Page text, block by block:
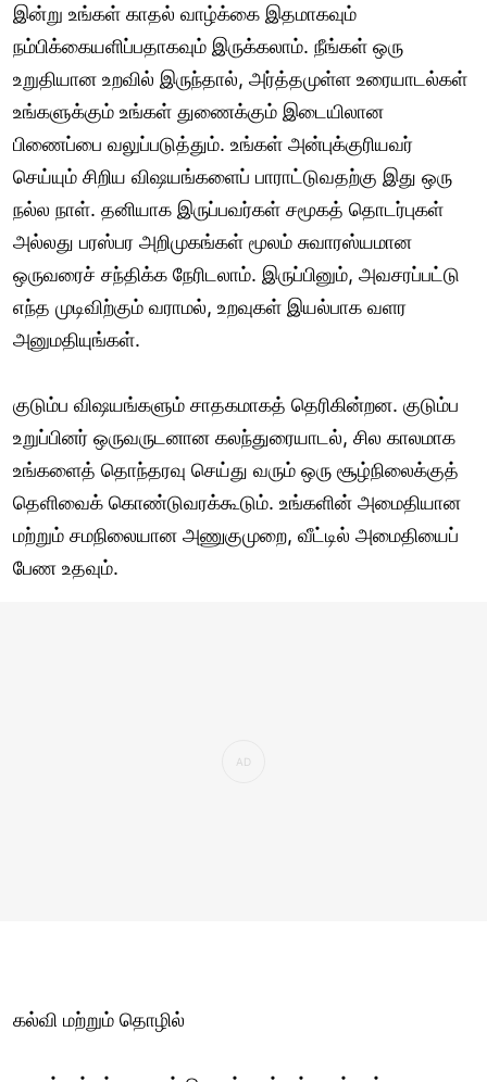
இன்று உங்கள் காதல் வாழ்க்கை இதமாகவும்
நம்பிக்கையளிப்பதாகவும் இருக்கலாம். நீங்கள் ஒரு
உறுதியான உறவில் இருந்தால், அர்த்தமுள்ள உரையாடல்கள்
உங்களுக்கும் உங்கள் துணைக்கும் இடையிலான
பிணைப்பை வலுப்படுத்தும். உங்கள் அன்புக்குரியவர்
செய்யும் சிறிய விஷயங்களைப் பாராட்டுவதற்கு இது ஒரு
நல்ல நாள். தனியாக இருப்பவர்கள் சமூகத் தொடர்புகள்
அல்லது பரஸ்பர அறிமுகங்கள் மூலம் சுவாரஸ்யமான
ஒருவரைச் சந்திக்க நேரிடலாம். இருப்பினும், அவசரப்பட்டு
எந்த முடிவிற்கும் வராமல், உறவுகள் இயல்பாக வளர
அனுமதியுங்கள்.
குடும்ப விஷயங்களும் சாதகமாகத் தெரிகின்றன. குடும்ப
உறுப்பினர் ஒருவருடனான கலந்துரையாடல், சில காலமாக
உங்களைத் தொந்தரவு செய்து வரும் ஒரு சூழ்நிலைக்குத்
தெளிவைக் கொண்டுவரக்கூடும். உங்களின் அமைதியான
மற்றும் சமநிலையான அணுகுமுறை, வீட்டில் அமைதியைப்
பேண உதவும்.
கல்வி மற்றும் தொழில்